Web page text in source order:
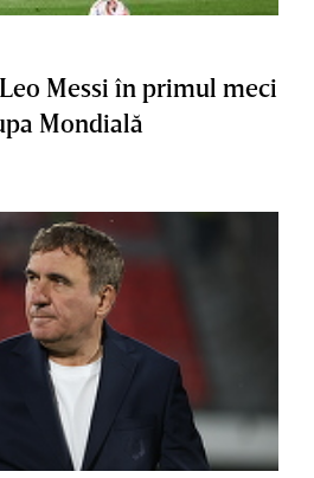
Messi în primul meci
Mondială